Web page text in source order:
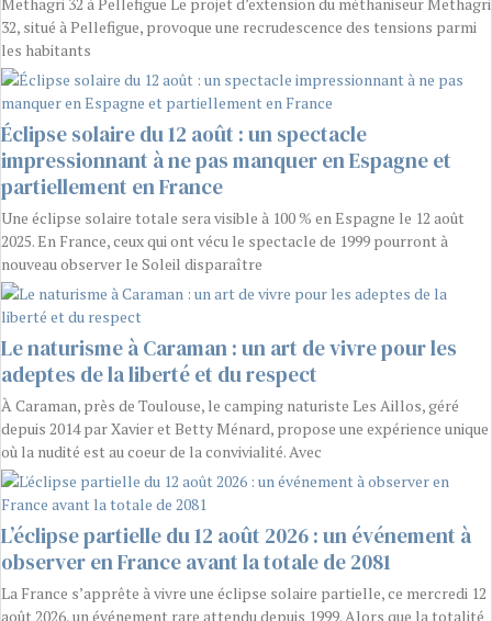
32, situé à Pellefigue, provoque une recrudescence des tensions parmi
les habitants
Éclipse solaire du 12 août : un spectacle
impressionnant à ne pas manquer en Espagne et
partiellement en France
Une éclipse solaire totale sera visible à 100 % en Espagne le 12 août
2025. En France, ceux qui ont vécu le spectacle de 1999 pourront à
nouveau observer le Soleil disparaître
Le naturisme à Caraman : un art de vivre pour les
adeptes de la liberté et du respect
À Caraman, près de Toulouse, le camping naturiste Les Aillos, géré
depuis 2014 par Xavier et Betty Ménard, propose une expérience unique
où la nudité est au coeur de la convivialité. Avec
L’éclipse partielle du 12 août 2026 : un événement à
observer en France avant la totale de 2081
La France s’apprête à vivre une éclipse solaire partielle, ce mercredi 12
août 2026, un événement rare attendu depuis 1999. Alors que la totalité